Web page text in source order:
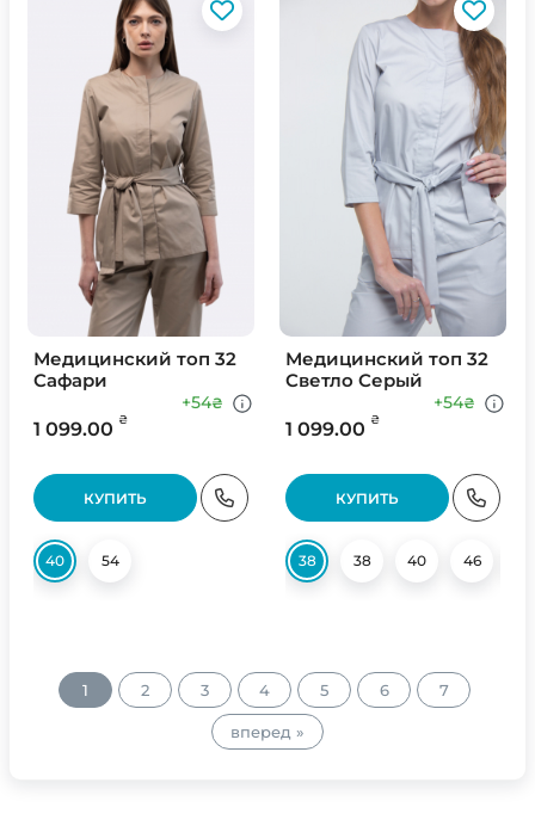
Медицинский топ 32
Сафари
1 099.00 ₴
+54₴
КУПИТЬ
40 54
Медицинский топ 32
Светло Серый
1 099.00 ₴
+54₴
КУПИТЬ
38 38 40 46
1 2 3 4 5 6 7
вперед »